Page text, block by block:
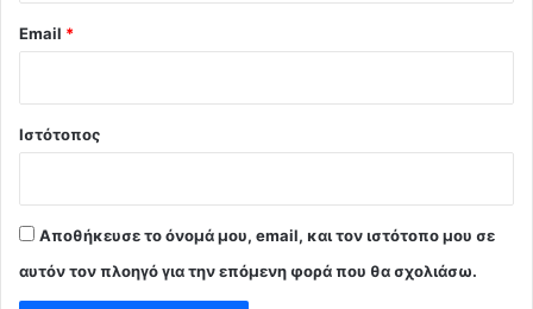
Email *
Ιστότοπος
Αποθήκευσε το όνομά μου, email, και τον ιστότοπο μου σε
αυτόν τον πλοηγό για την επόμενη φορά που θα σχολιάσω.